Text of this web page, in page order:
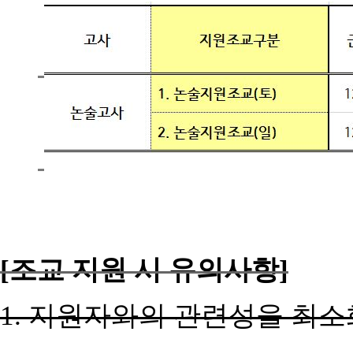
[조교 지원 시 유의사항]
1. 지원자와의 관련성을 최